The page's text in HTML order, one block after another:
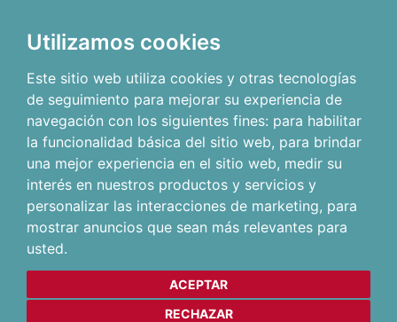
Utilizamos cookies
Este sitio web utiliza cookies y otras tecnologías
de seguimiento para mejorar su experiencia de
navegación con los siguientes fines: para habilitar
la funcionalidad básica del sitio web, para brindar
una mejor experiencia en el sitio web, medir su
interés en nuestros productos y servicios y
personalizar las interacciones de marketing, para
mostrar anuncios que sean más relevantes para
usted.
ACEPTAR
RECHAZAR